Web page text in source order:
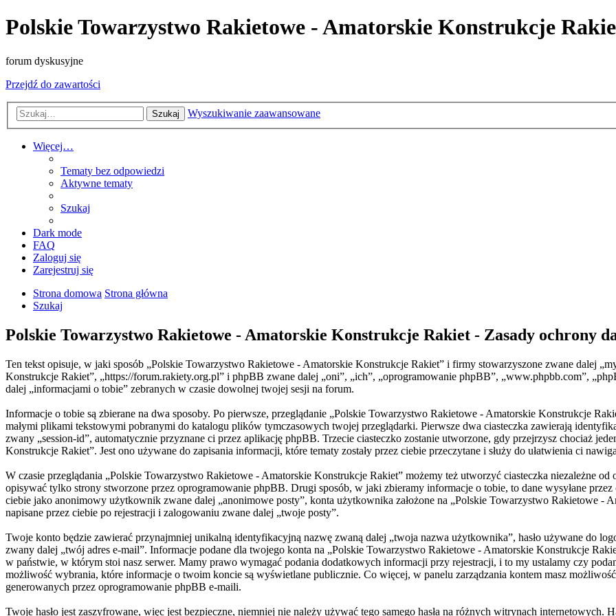
Polskie Towarzystwo Rakietowe - Amatorskie Konstrukcje
forum dyskusyjne
Przejdź do zawartości
Szukaj Wyszukiwanie zaawansowane
Więcej…
Tematy bez odpowiedzi
Aktywne tematy
Szukaj
Dark mode
FAQ
Zaloguj się
Zarejestruj się
Strona domowa Strona główna
Szukaj
Polskie Towarzystwo Rakietowe - Amatorskie Konstrukcje Rakiet - Zasady ochrony
Ten tekst opisuje, w jaki sposób „Polskie Towarzystwo Rakietowe - Amatorskie Konstrukcje Rakiet” i firmy stowarzyszone zwane dalej
Konstrukcje Rakiet”, „https://forum.rakiety.org.pl” i phpBB zwane dalej „oni”, „ich”, „oprogramowanie phpBB”, „www.phpbb.com”,
dalej „informacjami o tobie” zebranych w czasie dowolnej twojej sesji na forum.
Informacje o tobie są zbierane na dwa sposoby. Po pierwsze, przeglądanie „Polskie Towarzystwo Rakietowe - Amatorskie Konstrukcje
małymi plikami tekstowymi pobranymi do katalogu plików tymczasowych twojej przeglądarki. Pierwsze dwa ciasteczka zawierają
zwany „session-id”, automatycznie przyznane ci przez aplikację phpBB. Trzecie ciasteczko zostanie utworzone, gdy przejrzysz chociaż
Konstrukcje Rakiet”. Jest ono używane do zapisania informacji, które tematy zostały przez ciebie przeczytane i służy do ułatwienia ci
W czasie przeglądania „Polskie Towarzystwo Rakietowe - Amatorskie Konstrukcje Rakiet” możemy też utworzyć ciasteczka niezależne
opisywać tylko strony stworzone przez oprogramowanie phpBB. Drugi sposób, w jaki zbieramy informacje o tobie, to dane wysyłane
ciebie jako anonimowy użytkownik zwane dalej „anonimowe posty”, konta użytkownika założone na „Polskie Towarzystwo Rakietowe -
napisane przez ciebie po rejestracji i zalogowaniu zwane dalej „twoje posty”.
Twoje konto będzie zawierać przynajmniej unikalną identyfikacyjną nazwę zwaną dalej „twoja nazwa użytkownika”, hasło używane do
zwany dalej „twój adres e-mail”. Informacje podane dla twojego konta na „Polskie Towarzystwo Rakietowe - Amatorskie Konstrukcje
w państwie, w którym stoi nasz serwer. Mamy prawo wymagać podania dodatkowych informacji przy rejestracji, i to my ustalamy czy
możliwość wybrania, które informacje o twoim koncie są wyświetlane publicznie. Co więcej, w panelu zarządzania kontem masz
generowanych przez oprogramowanie phpBB e-maili.
Twoje hasło jest zaszyfrowane, więc jest bezpieczne, niemniej nie należy używać tego samego hasła na różnych witrynach